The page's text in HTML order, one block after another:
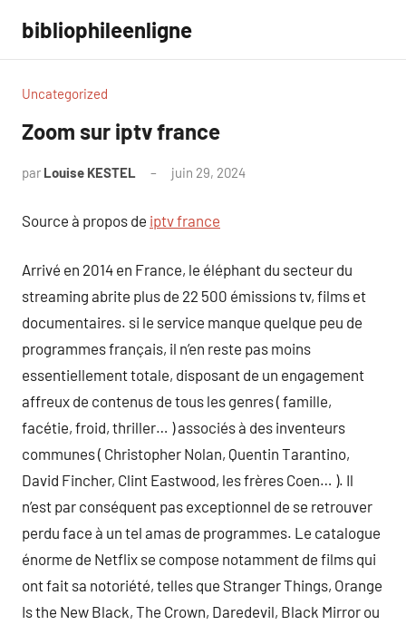
contenu
bibliophileenligne
Uncategorized
Zoom sur iptv france
par Louise KESTEL juin 29, 2024
Source à propos de iptv france
Arrivé en 2014 en France, le éléphant du secteur du
streaming abrite plus de 22 500 émissions tv, films et
documentaires. si le service manque quelque peu de
programmes français, il n’en reste pas moins
essentiellement totale, disposant de un engagement
affreux de contenus de tous les genres ( famille,
facétie, froid, thriller… ) associés à des inventeurs
communes ( Christopher Nolan, Quentin Tarantino,
David Fincher, Clint Eastwood, les frères Coen… ). Il
n’est par conséquent pas exceptionnel de se retrouver
perdu face à un tel amas de programmes. Le catalogue
énorme de Netflix se compose notamment de films qui
ont fait sa notoriété, telles que Stranger Things, Orange
Is the New Black, The Crown, Daredevil, Black Mirror ou